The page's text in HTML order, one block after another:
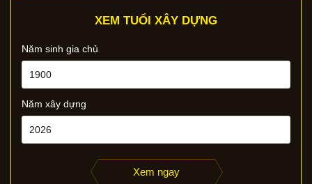
XEM TUỔI XÂY DỰNG
Năm sinh gia chủ
Năm xây dựng
Xem ngay